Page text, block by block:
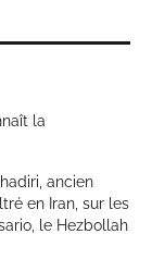
la
ancien
en Iran, sur les
le Hezbollah